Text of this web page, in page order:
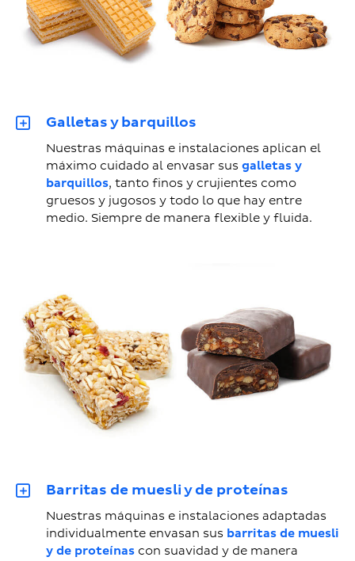
Galletas y barquillos
Nuestras máquinas e instalaciones aplican el
máximo cuidado al envasar sus galletas y
barquillos, tanto finos y crujientes como
gruesos y jugosos y todo lo que hay entre
medio. Siempre de manera flexible y fluida.
Barritas de muesli y de proteínas
Nuestras máquinas e instalaciones adaptadas
individualmente envasan sus barritas de muesli
y de proteínascon suavidad y de manera